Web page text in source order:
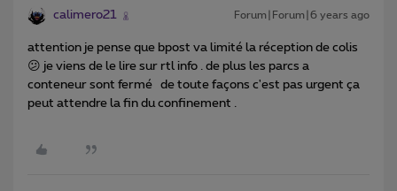
calimero21 Forum|Forum|6 years ago
attention je pense que bpost va limité la réception de colis
😕 je viens de le lire sur rtl info . de plus les parcs a
conteneur sont fermé de toute façons c'est pas urgent ça
peut attendre la fin du confinement .